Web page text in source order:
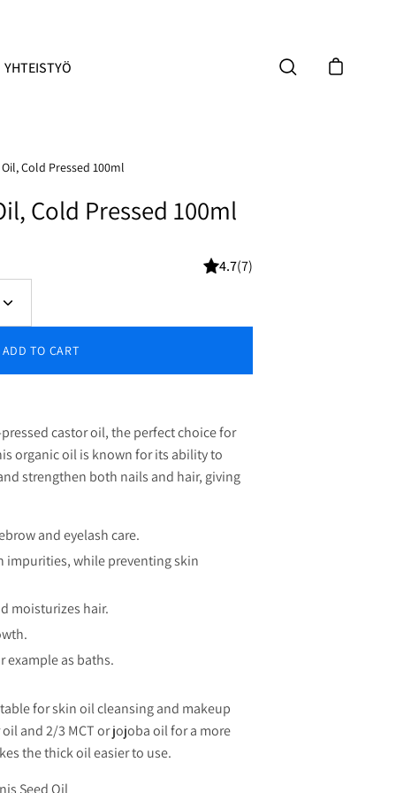
YHTEISTYÖ
Open search bar
Open cart
Cold Pressed 100ml
Cold Pressed 100ml
4.7(7)
Increase
ADD TO CART
castor oil, the perfect choice for
organic oil is known for its ability to
strengthen both nails and hair, giving
and eyelash care.
impurities, while preventing skin
moisturizes hair.
example as baths.
for skin oil cleansing and makeup
and 2/3 MCT or jojoba oil for a more
the thick oil easier to use.
Seed Oil